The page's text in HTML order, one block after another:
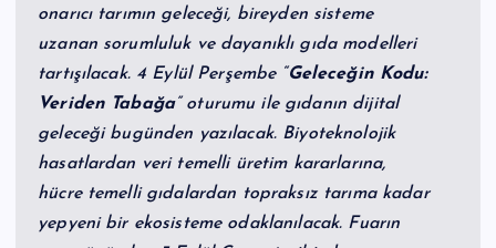
onarıcı tarımın geleceği, bireyden sisteme
uzanan sorumluluk ve dayanıklı gıda modelleri
tartışılacak. 4 Eylül Perşembe “Geleceğin Kodu:
Veriden Tabağa” oturumu ile gıdanın dijital
geleceği bugünden yazılacak. Biyoteknolojik
hasatlardan veri temelli üretim kararlarına,
hücre temelli gıdalardan topraksız tarıma kadar
yepyeni bir ekosisteme odaklanılacak. Fuarın